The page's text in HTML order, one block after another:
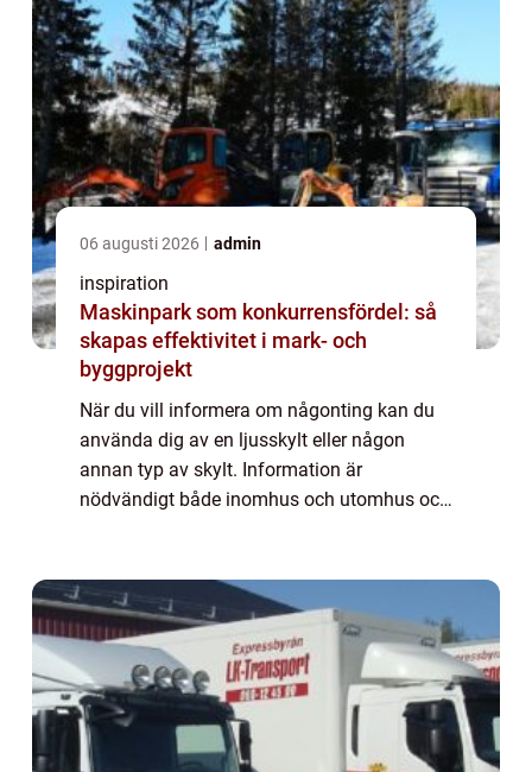
06 augusti 2026 admin
inspiration
Maskinpark som konkurrensfördel: så
skapas effektivitet i mark- och
byggprojekt
När du vill informera om någonting kan du
använda dig av en ljusskylt eller någon
annan typ av skylt. Information är
nödvändigt både inomhus och utomhus och